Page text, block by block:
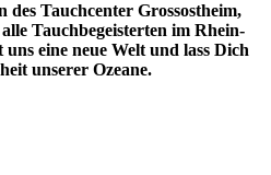
des Tauchcenter Grossostheim,
Tauchbegeisterten im Rhein-
eine neue Welt und lass Dich
unserer Ozeane.